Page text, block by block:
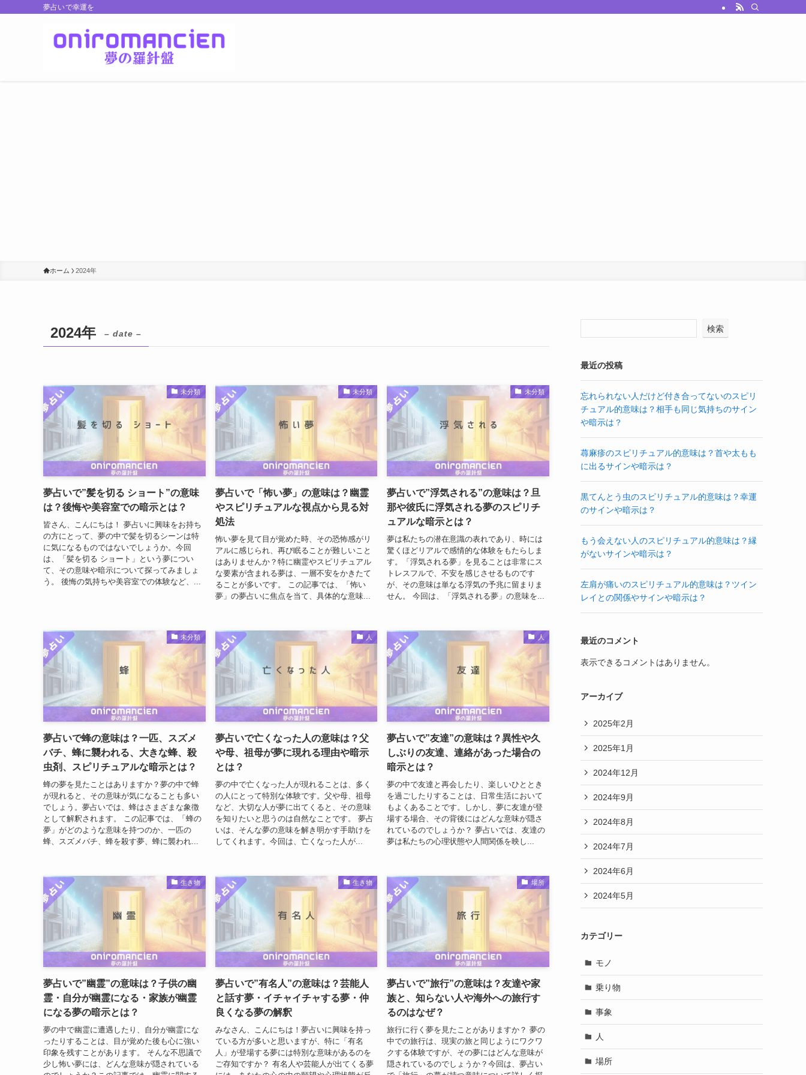
夢占いで幸運を
ホーム 2024年
2024年 – date –
未分類
夢占いで”髪を切る ショート”の意味
は？後悔や美容室での暗示とは？
皆さん、こんにちは！ 夢占いに興味をお持ち
の方にとって、夢の中で髪を切るシーンは特
に気になるものではないでしょうか。今回
は、「髪を切る ショート」という夢につい
て、その意味や暗示について探ってみましょ
う。 後悔の気持ちや美容室での体験など、...
未分類
夢占いで「怖い夢」の意味は？幽霊
やスピリチュアルな視点から見る対
処法
怖い夢を見て目が覚めた時、その恐怖感がリ
アルに感じられ、再び眠ることが難しいこと
はありませんか？特に幽霊やスピリチュアル
な要素が含まれる夢は、一層不安をかきたて
ることが多いです。 この記事では、「怖い
夢」の夢占いに焦点を当て、具体的な意味...
未分類
夢占いで”浮気される”の意味は？旦
那や彼氏に浮気される夢のスピリチ
ュアルな暗示とは？
夢は私たちの潜在意識の表れであり、時には
驚くほどリアルで感情的な体験をもたらしま
す。「浮気される夢」を見ることは非常にス
トレスフルで、不安を感じさせるものです
が、その意味は単なる浮気の予兆に留まりま
せん。 今回は、「浮気される夢」の意味を...
未分類
夢占いで蜂の意味は？一匹、スズメ
バチ、蜂に襲われる、大きな蜂、殺
虫剤、スピリチュアルな暗示とは？
蜂の夢を見たことはありますか？夢の中で蜂
が現れると、その意味が気になることも多い
でしょう。夢占いでは、蜂はさまざまな象徴
として解釈されます。 この記事では、「蜂の
夢」がどのような意味を持つのか、一匹の
蜂、スズメバチ、蜂を殺す夢、蜂に襲われ...
人
夢占いで亡くなった人の意味は？父
や母、祖母が夢に現れる理由や暗示
とは？
夢の中で亡くなった人が現れることは、多く
の人にとって特別な体験です。父や母、祖母
など、大切な人が夢に出てくると、その意味
を知りたいと思うのは自然なことです。 夢占
いは、そんな夢の意味を解き明かす手助けを
してくれます。今回は、亡くなった人が...
人
夢占いで”友達”の意味は？異性や久
しぶりの友達、連絡があった場合の
暗示とは？
夢の中で友達と再会したり、楽しいひととき
を過ごしたりすることは、日常生活において
もよくあることです。しかし、夢に友達が登
場する場合、その背後にはどんな意味が隠さ
れているのでしょうか？ 夢占いでは、友達の
夢は私たちの心理状態や人間関係を映し...
生き物
夢占いで”幽霊”の意味は？子供の幽
霊・自分が幽霊になる・家族が幽霊
になる夢の暗示とは？
夢の中で幽霊に遭遇したり、自分が幽霊にな
ったりすることは、目が覚めた後も心に強い
印象を残すことがあります。 そんな不思議で
少し怖い夢には、どんな意味が隠されている
生き物
夢占いで”有名人”の意味は？芸能人
と話す夢・イチャイチャする夢・仲
良くなる夢の解釈
みなさん、こんにちは！夢占いに興味を持っ
ている方が多いと思いますが、特に「有名
人」が登場する夢には特別な意味があるのを
ご存知ですか？ 有名人や芸能人が出てくる夢
場所
夢占いで”旅行”の意味は？友達や家
族と、知らない人や海外への旅行す
るのはなぜ？
旅行に行く夢を見たことがありますか？ 夢の
中での旅行は、現実の旅と同じようにワクワ
クする体験ですが、その夢にはどんな意味が
隠されているのでしょうか？今回は、夢占い
検索
最近の投稿
忘れられない人だけど付き合ってないのスピリ
チュアル的意味は？相手も同じ気持ちのサイン
や暗示は？
蕁麻疹のスピリチュアル的意味は？首や太もも
に出るサインや暗示は？
黒てんとう虫のスピリチュアル的意味は？幸運
のサインや暗示は？
もう会えない人のスピリチュアル的意味は？縁
がないサインや暗示は？
左肩が痛いのスピリチュアル的意味は？ツイン
レイとの関係やサインや暗示は？
最近のコメント
表示できるコメントはありません。
アーカイブ
2025年2月
2025年1月
2024年12月
2024年9月
2024年8月
2024年7月
2024年6月
2024年5月
カテゴリー
モノ
乗り物
事象
人
場所